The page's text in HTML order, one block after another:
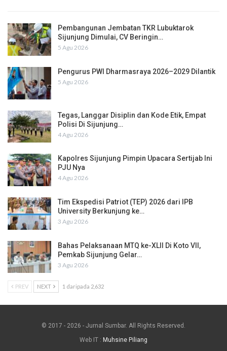
Pembangunan Jembatan TKR Lubuktarok
Sijunjung Dimulai, CV Beringin…
5 Agu 2026
Pengurus PWI Dharmasraya 2026–2029 Dilantik
5 Agu 2026
Tegas, Langgar Disiplin dan Kode Etik, Empat
Polisi Di Sijunjung…
4 Agu 2026
Kapolres Sijunjung Pimpin Upacara Sertijab Ini
PJU Nya
4 Agu 2026
Tim Ekspedisi Patriot (TEP) 2026 dari IPB
University Berkunjung ke…
3 Agu 2026
Bahas Pelaksanaan MTQ ke-XLII Di Koto VII,
Pemkab Sijunjung Gelar…
3 Agu 2026
PREV NEXT 1 daripada 2,632
© 2017 - 2026 - Jurnal Sumbar. All Rights Reserved.
Web IT : Muhsine Piliang